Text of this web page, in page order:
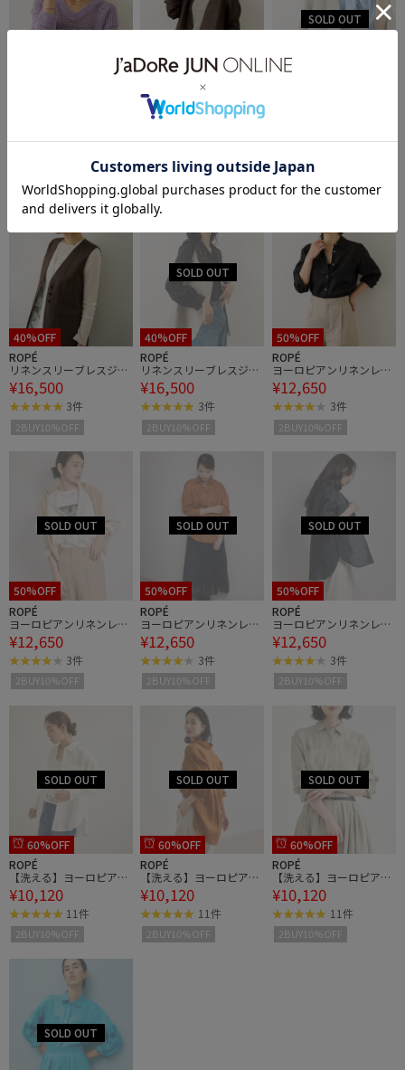
ROPÉ
リネンノーカラージャケ
2BUY10%OFF 2BUY10%OFF
40%OFF
ROPÉ
リネンスリーブレスジ
レ/セットアップ対応
¥16,500
3件
2BUY10%OFF
40%OFF
ROPÉ
リネンスリーブレスジ
レ/セットアップ対応
¥16,500
3件
2BUY10%OFF
50%OFF
ROPÉ
ヨーロピアンリネンレギ
ュラーシャツ/イージー
ケア
¥12,650
3件
2BUY10%OFF
50%OFF
ROPÉ
ヨーロピアンリネンレギ
ュラーシャツ/イージー
ケア
¥12,650
3件
2BUY10%OFF
50%OFF
ROPÉ
ヨーロピアンリネンレギ
ュラーシャツ/イージー
ケア
¥12,650
3件
2BUY10%OFF
50%OFF
ROPÉ
ヨーロピアンリネンレギ
ュラーシャツ/イージー
ケア
¥12,650
3件
2BUY10%OFF
60%OFF
ROPÉ
【洗える】ヨーロピアン
リネンベーシックシャ
ツ/一部セットアップ対
応
¥10,120
11件
2BUY10%OFF
60%OFF
ROPÉ
【洗える】ヨーロピアン
リネンベーシックシャ
ツ/一部セットアップ対
応
¥10,120
11件
2BUY10%OFF
60%OFF
ROPÉ
【洗える】ヨーロピアン
リネンベーシックシャ
ツ/一部セットアップ対
応
¥10,120
11件
2BUY10%OFF